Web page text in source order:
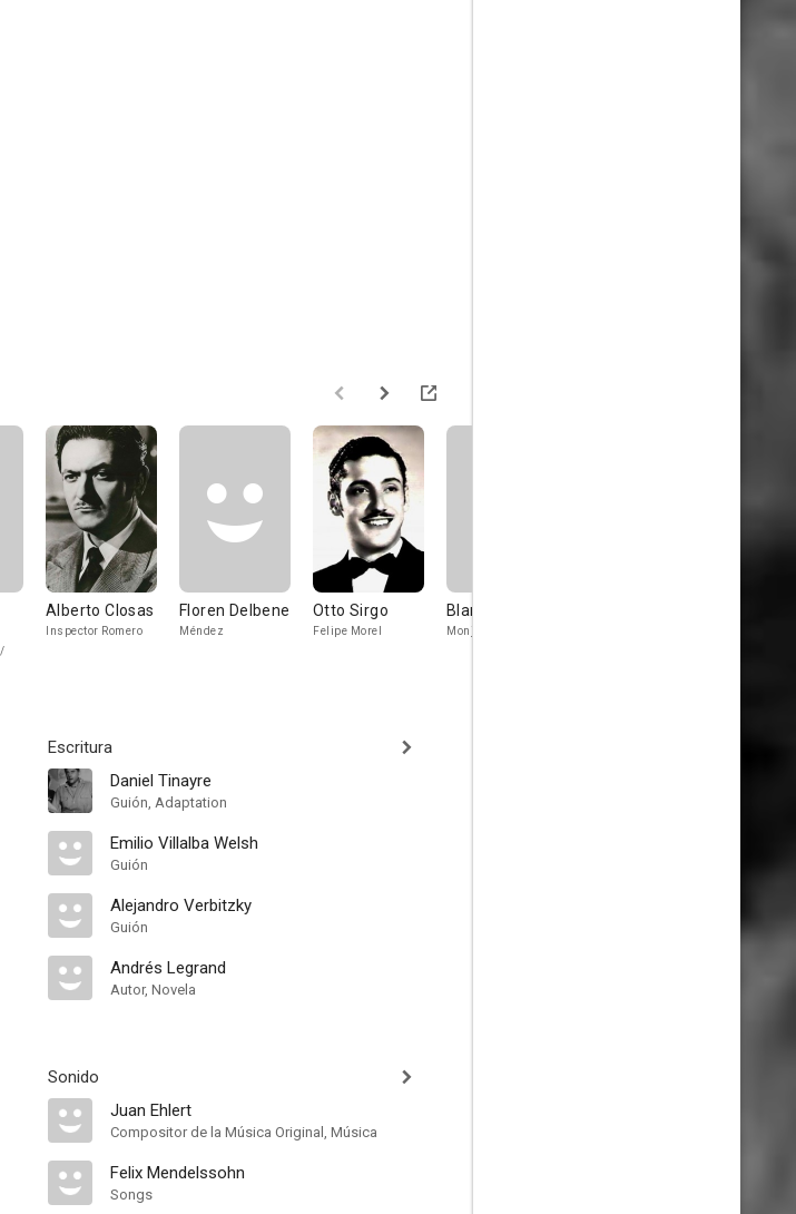
Alberto Closas
Inspector Romero
Floren Delbene
Méndez
Otto Sirgo
Felipe Morel
Blanca Tapia
Monja
Escritura
Daniel Tinayre
Guión, Adaptation
Emilio Villalba Welsh
Guión
Alejandro Verbitzky
Guión
Andrés Legrand
Autor, Novela
Sonido
Juan Ehlert
Compositor de la Música Original, Música
Felix Mendelssohn
Songs